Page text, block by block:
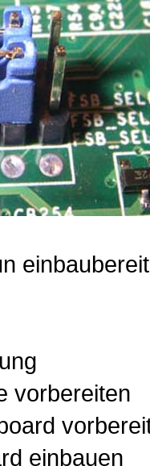
vorbereiten
einbauen